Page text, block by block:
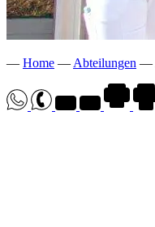
— Home — Abteilungen —